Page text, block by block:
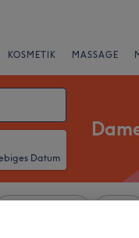
KOSMETIK MASSAGE
Datum